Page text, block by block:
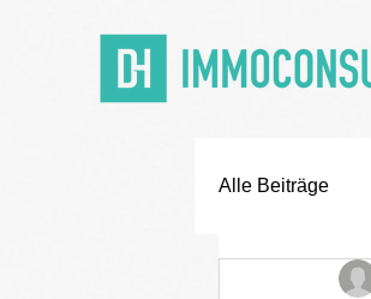
Alle Beiträge
Off Market